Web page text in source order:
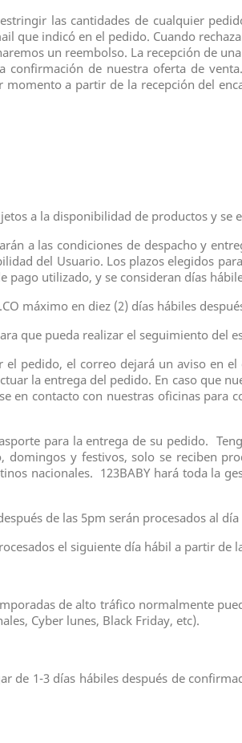
las cantidades de cualquier
que indicó en el pedido. Cuando
un reembolso. La recepción de
de nuestra oferta de venta.
a partir de la recepción del
a la disponibilidad de productos y se
a las condiciones de despacho y
del Usuario. Los plazos elegidos
pago utilizado, y se consideran días
máximo en diez (2) días hábiles
que pueda realizar el seguimiento del
pedido, el correo dejará un aviso en
la entrega del pedido. En caso que
en contacto con nuestras oficinas para
para la entrega de su pedido.
y festivos, solo se reciben
nacionales. 123BABY hará toda la
de las 5pm serán procesados al
el siguiente día hábil a partir de
de alto tráfico normalmente
Cyber lunes, Black Friday, etc).
de 1-3 días hábiles después de